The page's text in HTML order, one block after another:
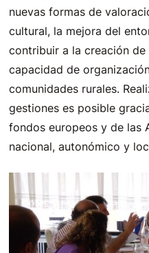
nuevas formas de
cultural, la mejora del
contribuir a la creación
capacidad de
comunidades rurales.
gestiones es posible
fondos europeos y de las
nacional, autonómico y